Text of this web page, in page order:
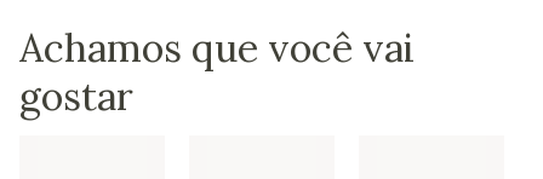
Achamos que você vai
gostar